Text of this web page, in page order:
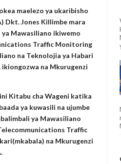
YA MSINGI MADENGE
maelezo ya ukaribisho
Dkt. Jones Killimbe mara
ya Mawasiliano ikiwemo
Traffic Monitoring
na Teknolojia ya Habari
na Mkurugenzi
Kitabu cha Wageni katika
ya kuwasili na ujumbe
ya Mawasiliano
Traffic
na Mkurugenzi